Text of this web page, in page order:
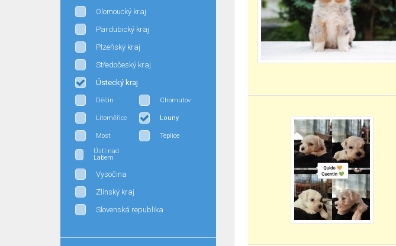
Olomoucký kraj
Pardubický kraj
Plzeňský kraj
Středočeský kraj
Ústecký kraj
Děčín Chomutov
Litoměřice Louny
Most Teplice
Ústí nad
Labem
Vysočina
Zlínský kraj
Slovenská republika